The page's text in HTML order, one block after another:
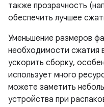
также прозрачность
обеспечить лучшее
Уменьшение размеров
необходимости сжатия
ускорить сборку,
использует много
можете заметить
устройства при